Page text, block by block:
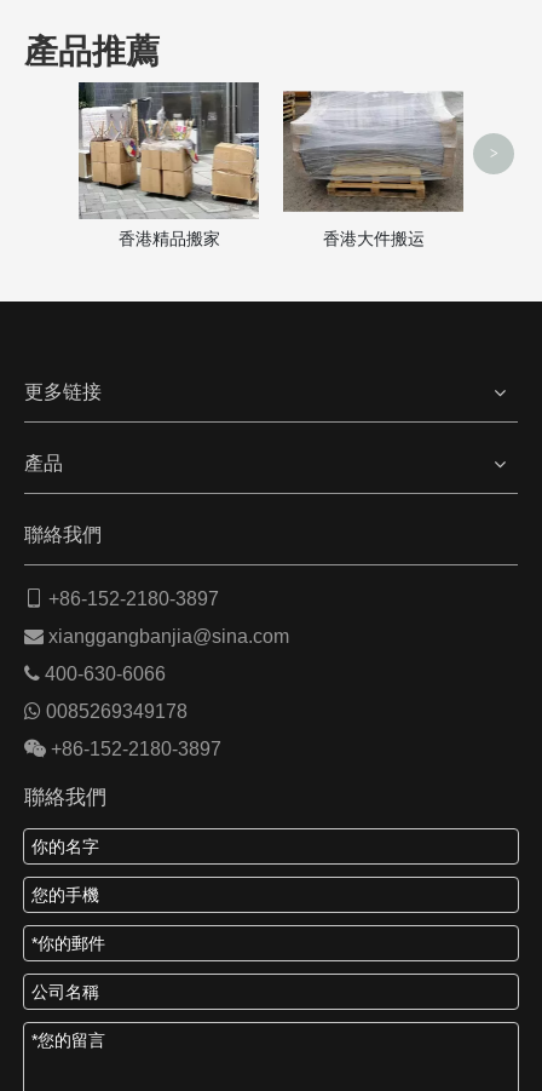
產品推薦
澳门搬家服务
>
更多链接
產品
聯絡我們
+86-152-2180-3897
 xianggangbanjia@sina.com
 400-630-6066
 0085269349178
 +86-152-2180-3897
聯絡我們